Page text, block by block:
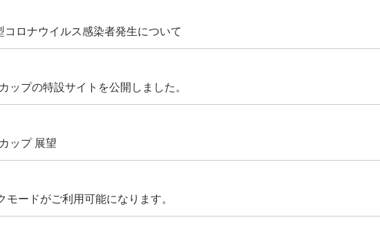
コロナウイルス感染者発生について
ップの特設サイトを公開しました。
ップ 展望
モードがご利用可能になります。